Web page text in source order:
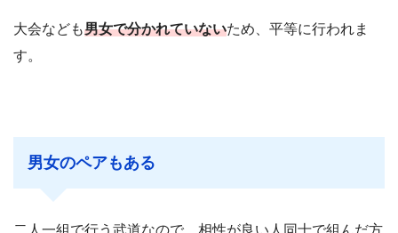
大会なども男女で分かれていないため、平等に行われま
す。
男女のペアもある
二人一組で行う武道なので、相性が良い人同士で組んだ方